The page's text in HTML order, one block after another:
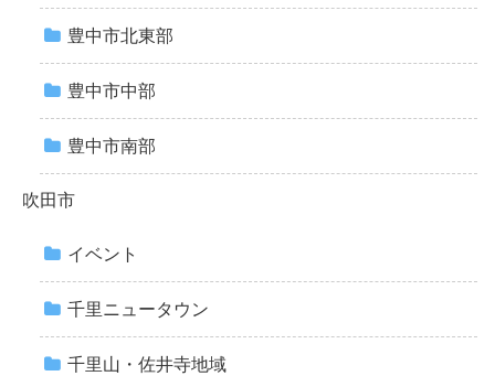
豊中市北東部
豊中市中部
豊中市南部
吹田市
イベント
千里ニュータウン
千里山・佐井寺地域